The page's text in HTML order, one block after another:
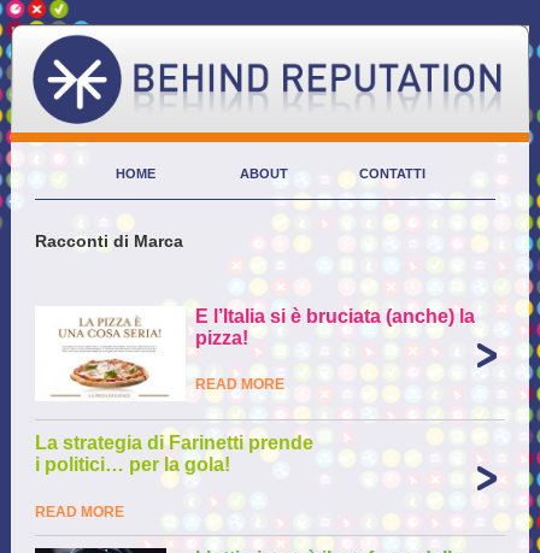
HOME ABOUT CONTATTI
Racconti di Marca
E l’Italia si è bruciata (anche) la
pizza!
READ MORE
La strategia di Farinetti prende
i politici… per la gola!
READ MORE